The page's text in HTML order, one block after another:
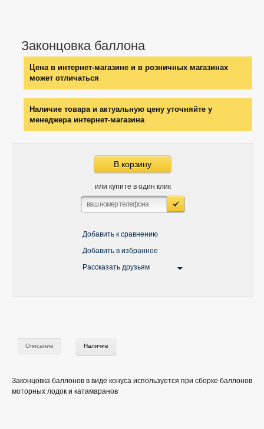
Законцовка баллона
Цена в интернет-магазине и в розничных магазинах
может отличаться
Наличие товара и актуальную цену уточняйте у
менеджера интернет-магазина
В корзину
или купите в один клик
Добавить к сравнению
Добавить в избранное
Рассказать друзьям
Описание Наличие
Законцовка баллонов в виде конуса используется при сборке баллонов
моторных лодок и катамаранов